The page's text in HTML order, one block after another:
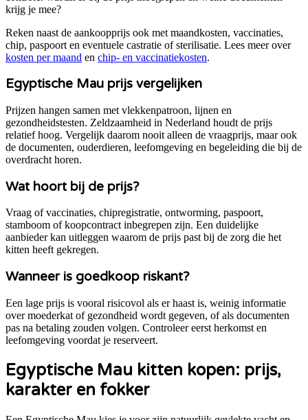
krijg je mee?
Reken naast de aankoopprijs ook met maandkosten, vaccinaties,
chip, paspoort en eventuele castratie of sterilisatie. Lees meer over
kosten per maand en chip- en vaccinatiekosten.
Egyptische Mau prijs vergelijken
Prijzen hangen samen met vlekkenpatroon, lijnen en
gezondheidstesten. Zeldzaamheid in Nederland houdt de prijs
relatief hoog. Vergelijk daarom nooit alleen de vraagprijs, maar ook
de documenten, ouderdieren, leefomgeving en begeleiding die bij de
overdracht horen.
Wat hoort bij de prijs?
Vraag of vaccinaties, chipregistratie, ontworming, paspoort,
stamboom of koopcontract inbegrepen zijn. Een duidelijke
aanbieder kan uitleggen waarom de prijs past bij de zorg die het
kitten heeft gekregen.
Wanneer is goedkoop riskant?
Een lage prijs is vooral risicovol als er haast is, weinig informatie
over moederkat of gezondheid wordt gegeven, of als documenten
pas na betaling zouden volgen. Controleer eerst herkomst en
leefomgeving voordat je reserveert.
Egyptische Mau kitten kopen: prijs,
karakter en fokker